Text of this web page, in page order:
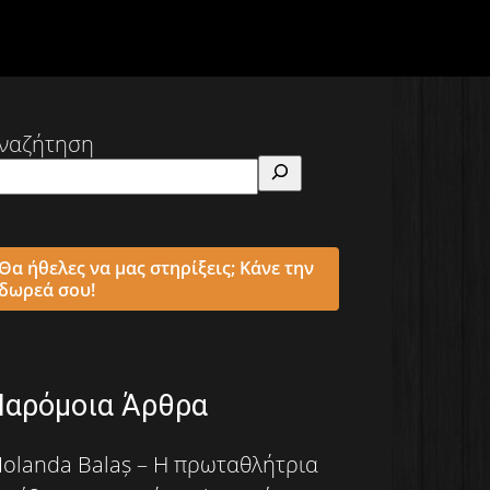
ήθελες να μας στηρίξεις; Κάνε την
σου!
Άρθρα
Balaș – Η πρωταθλήτρια